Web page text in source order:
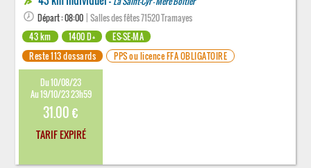
Départ : 08:00 | Salles des fêtes 71520 Tramayes
43 km
1400 D+
ES-SE-MA
Reste 113 dossards
PPS ou licence FFA OBLIGATOIRE
Du 10/08/23
Au 19/10/23 23h59
31.00 €
TARIF EXPIRÉ